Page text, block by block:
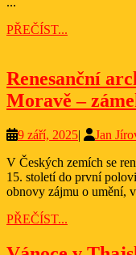
PŘEČÍST...
Renesanční
Moravě –
9 září, 20259
2025
| Jan
V Českých zemích se renesanční sloh projevoval přibližně od konce
15. století do první
obnovy zájmu o umění,
PŘEČÍST...